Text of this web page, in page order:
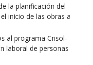
la planificación del
inicio de las obras a
al programa Crisol-
laboral de personas